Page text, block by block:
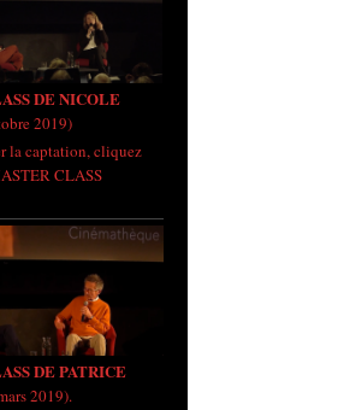
DE NICOLE
2019)
la captation, cliquez
CLASS
DE PATRICE
2019).